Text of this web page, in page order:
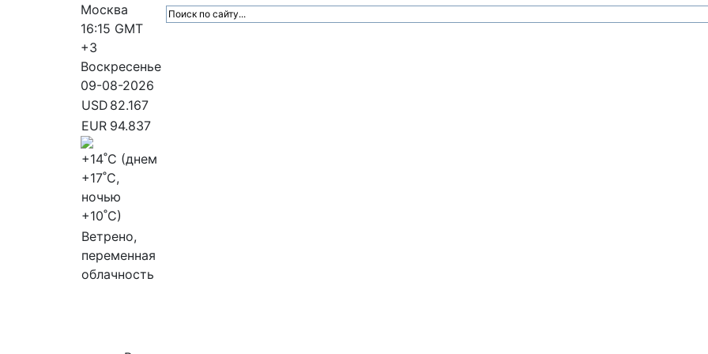
Москва
16:15 GMT
+3
Воскресенье
09-08-2026
USD 82.167
EUR 94.837
+14˚C (днем
+17˚C,
ночью
+10˚C)
Ветрено,
переменная
облачность